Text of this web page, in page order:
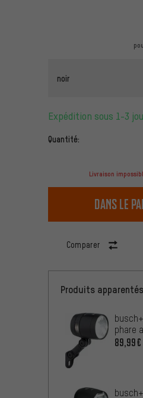
noir
Expédition sous 1-3
Quantité:
Livraison
dans le
Comparer
Produits apparentés
phare
89,99€